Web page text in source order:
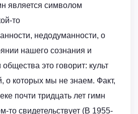
является символом
то
недодуманности, о
нашего сознания и
это говорит: культ
о которых мы не знаем. Факт,
почти тридцать лет гимн
то свидетельствует (В 1955-